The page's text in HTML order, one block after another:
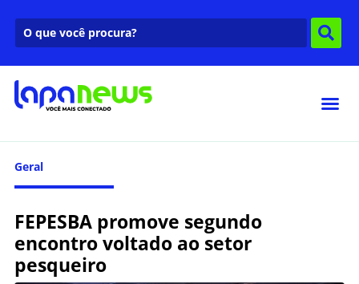
Geral
FEPESBA promove segundo
encontro voltado ao setor
pesqueiro